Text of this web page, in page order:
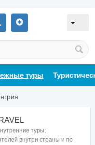
туры
туры;
внутри страны и по